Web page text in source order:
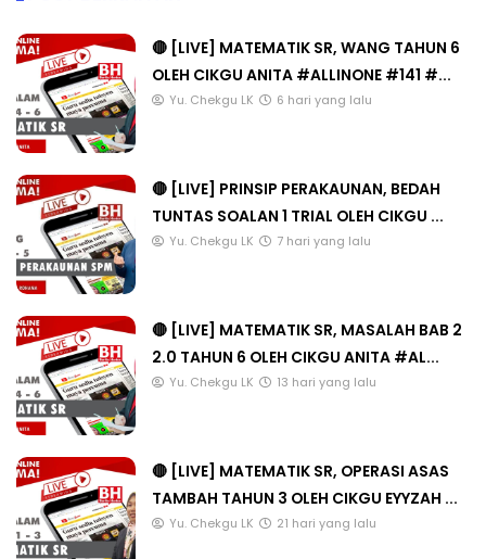
🔴 [LIVE] MATEMATIK SR, WANG TAHUN 6
OLEH CIKGU ANITA #ALLINONE #141 #...
Yu. Chekgu LK 6 hari yang lalu
🔴 [LIVE] PRINSIP PERAKAUNAN, BEDAH
TUNTAS SOALAN 1 TRIAL OLEH CIKGU ...
Yu. Chekgu LK 7 hari yang lalu
🔴 [LIVE] MATEMATIK SR, MASALAH BAB 2
2.0 TAHUN 6 OLEH CIKGU ANITA #AL...
Yu. Chekgu LK 13 hari yang lalu
🔴 [LIVE] MATEMATIK SR, OPERASI ASAS
TAMBAH TAHUN 3 OLEH CIKGU EYYZAH ...
Yu. Chekgu LK 21 hari yang lalu